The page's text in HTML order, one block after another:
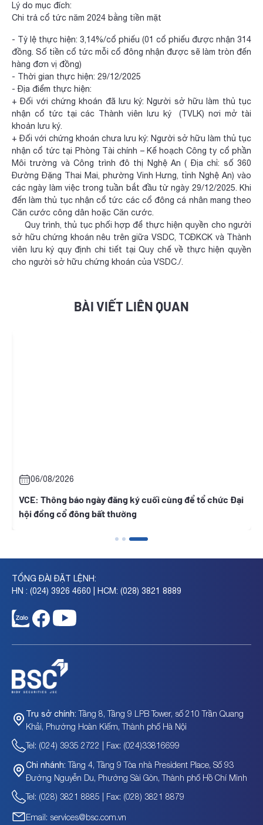
Lý do mục đích:
Chi trả cổ tức năm 2024 bằng tiền mặt
- Tỷ lệ thực hiện: 3,14%/cổ phiếu (01 cổ phiếu được nhận 314
đồng. Số tiền cổ tức mỗi cổ đông nhận được sẽ làm tròn đến
hàng đơn vị đồng)
- Thời gian thực hiện: 29/12/2025
- Địa điểm thực hiện:
+ Đối với chứng khoán đã lưu ký: Người sở hữu làm thủ tục
nhận cổ tức tại các Thành viên lưu ký (TVLK) nơi mở tài
khoản lưu ký.
+ Đối với chứng khoán chưa lưu ký: Người sở hữu làm thủ tục
nhận cổ tức tại Phòng Tài chính – Kế hoạch Công ty cổ phần
Môi trường và Công trình đô thị Nghệ An ( Địa chỉ: số 360
Đường Đặng Thai Mai, phường Vinh Hưng, tỉnh Nghệ An) vào
các ngày làm việc trong tuần bắt đầu từ ngày 29/12/2025. Khi
đến làm thủ tục nhận cổ tức các cổ đông cá nhân mang theo
Căn cước công dân hoặc Căn cước.
Quy trình, thủ tục phối hợp để thực hiện quyền cho người
sở hữu chứng khoán nêu trên giữa VSDC, TCĐKCK và Thành
viên lưu ký quy định chi tiết tại Quy chế về thực hiện quyền
cho người sở hữu chứng khoán của VSDC./.
BÀI VIẾT LIÊN QUAN
06/08/2026
VCE: Thông báo ngày đăng ký cuối cùng để tổ chức Đại
hội đồng cổ đông bất thường
TỔNG ĐÀI ĐẶT LỆNH:
HN : (024) 3926 4660 | HCM: (028) 3821 8889
Trụ sở chính: Tầng 8, Tầng 9 LPB Tower, số 210 Trần Quang
Khải, Phường Hoàn Kiếm, Thành phố Hà Nội
Tel: (024) 3935 2722 | Fax: (024)33816699
Chi nhánh: Tầng 4, Tầng 9 Tòa nhà President Place, Số 93
Đường Nguyễn Du, Phường Sài Gòn, Thành phố Hồ Chí Minh
Tel: (028) 3821 8885 | Fax: (028) 3821 8879
Email: services@bsc.com.vn